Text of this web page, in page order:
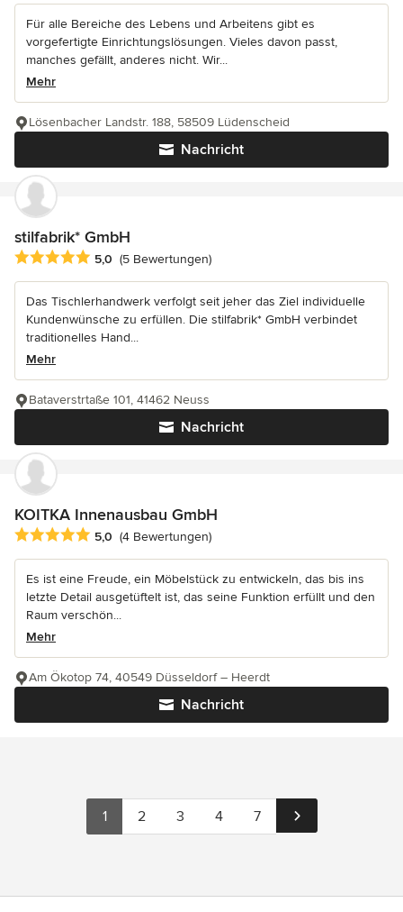
Für alle Bereiche des Lebens und Arbeitens gibt es
vorgefertigte Einrichtungslösungen. Vieles davon passt,
manches gefällt, anderes nicht. Wir...
Mehr
Nachricht
Lösenbacher Landstr. 188, 58509 Lüdenscheid
stilfabrik* GmbH
Durchschnittliche Bewertung: 5 von 5 Sternen
5,0 (5 Bewertungen)
Das Tischlerhandwerk verfolgt seit jeher das Ziel individuelle
Kundenwünsche zu erfüllen. Die stilfabrik* GmbH verbindet
traditionelles Hand...
Mehr
Nachricht
Bataverstrtaße 101, 41462 Neuss
KOITKA Innenausbau GmbH
Durchschnittliche Bewertung: 5 von 5 Sternen
5,0 (4 Bewertungen)
Es ist eine Freude, ein Möbelstück zu entwickeln, das bis ins
letzte Detail ausgetüftelt ist, das seine Funktion erfüllt und den
Raum verschön...
Mehr
Nachricht
Am Ökotop 74, 40549 Düsseldorf – Heerdt
1 2 3 4 7